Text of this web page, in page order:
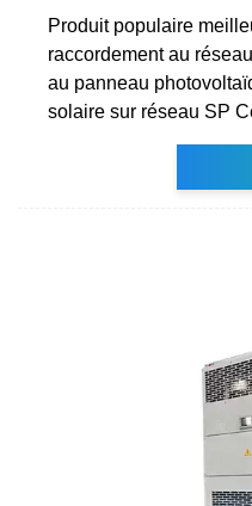
Produit populaire
raccordement au
au panneau
solaire sur réseau SP